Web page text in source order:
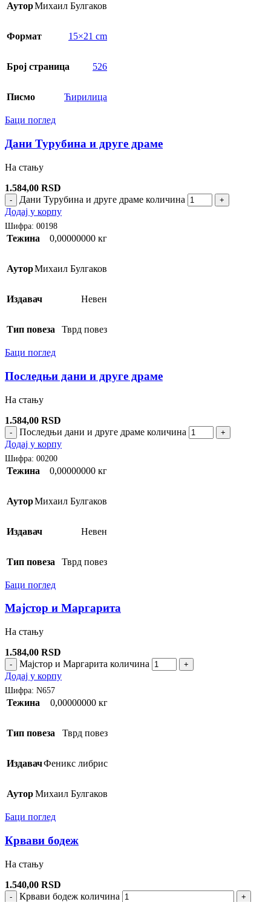
АуторМихаил Булгаков
Формат 15×21 cm
Број страница 526
Писмо Ћирилица
Баци поглед
Дани Турубина и друге драме
На стању
1.584,00 RSD
- Дани Турубина и друге драме количина +
Додај у корпу
Шифра: 00198
Тежина 0,00000000 кг
АуторМихаил Булгаков
Издавач Невен
Тип повеза Тврд повез
Баци поглед
Последњи дани и друге драме
На стању
1.584,00 RSD
- Последњи дани и друге драме количина +
Додај у корпу
Шифра: 00200
Тежина 0,00000000 кг
АуторМихаил Булгаков
Издавач Невен
Тип повеза Тврд повез
Баци поглед
Мајстор и Маргарита
На стању
1.584,00 RSD
- Мајстор и Маргарита количина +
Додај у корпу
Шифра: N657
Тежина 0,00000000 кг
Тип повеза Тврд повез
ИздавачФеникс либрис
АуторМихаил Булгаков
Баци поглед
Крвави бодеж
На стању
1.540,00 RSD
- Крвави бодеж количина +